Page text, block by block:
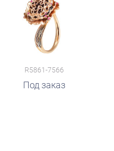
R5861-7566
Под заказ